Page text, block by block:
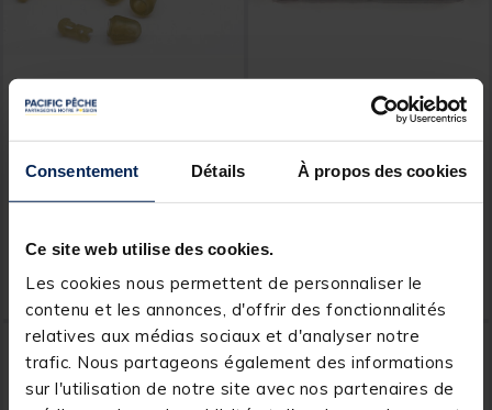
Consentement Détails À propos des cookies
Ce site web utilise des cookies.
Les cookies nous permettent de personnaliser le
contenu et les annonces, d'offrir des fonctionnalités
relatives aux médias sociaux et d'analyser notre
trafic. Nous partageons également des informations
sur l'utilisation de notre site avec nos partenaires de
TEAM FRANCE
beads (x10)
[object Object] out of 5 Customer Rating
(7)
Price reduced from
2,49 € to
1,00 € Ajouter au panier
Expédition sous 24 h
Gaines pour antennes de
sur antenne fluo
7,
Expédition sous 24 h
1ERPRIX -24% DESTOCKAGE